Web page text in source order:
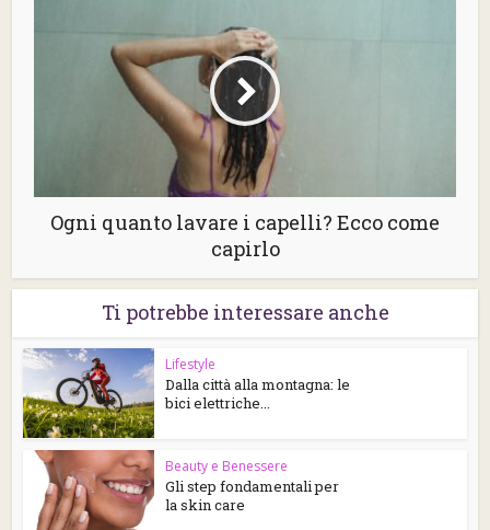
Ogni quanto lavare i capelli? Ecco come
capirlo
Ti potrebbe interessare anche
Lifestyle
Dalla città alla montagna: le
bici elettriche...
Beauty e Benessere
Gli step fondamentali per
la skin care